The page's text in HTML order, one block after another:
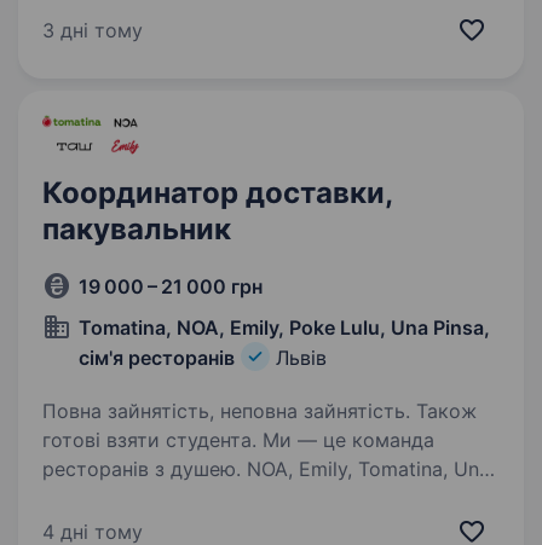
company, and we’re looking for motivated
3 дні тому
Координатор доставки,
пакувальник
19 000 – 21 000 грн
Tomatina, NOA, Emily, Poke Lulu, Una Pinsa,
сім'я ресторанів
Львів
Повна зайнятість, неповна зайнятість. Також
готові взяти студента. Ми — це команда
ресторанів з душею. NOA, Emily, Tomatina, Una
концепцій, об'єднаних любов’ю до їжі, сервісу і
4 дні тому